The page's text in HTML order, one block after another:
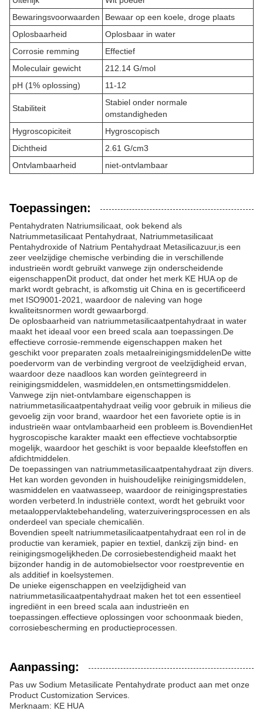
Bewaringsvoorwaarden
Bewaar op een koele, droge plaats
Oplosbaarheid
Oplosbaar in water
Corrosie remming
Effectief
Moleculair gewicht
212.14 G/mol
pH (1% oplossing)
11-12
Stabiliteit
Stabiel onder normale
omstandigheden
Hygroscopiciteit
Hygroscopisch
Dichtheid
2.61 G/cm3
Ontvlambaarheid
niet-ontvlambaar
Toepassingen:
Pentahydraten Natriumsilicaat, ook bekend als
Natriummetasilicaat Pentahydraat, Natriummetasilicaat
Pentahydroxide of Natrium Pentahydraat Metasilicazuur,is een
zeer veelzijdige chemische verbinding die in verschillende
industrieën wordt gebruikt vanwege zijn onderscheidende
eigenschappenDit product, dat onder het merk KE HUA op de
markt wordt gebracht, is afkomstig uit China en is gecertificeerd
met ISO9001-2021, waardoor de naleving van hoge
kwaliteitsnormen wordt gewaarborgd.
De oplosbaarheid van natriummetasilicaatpentahydraat in water
maakt het ideaal voor een breed scala aan toepassingen.De
effectieve corrosie-remmende eigenschappen maken het
geschikt voor preparaten zoals metaalreinigingsmiddelenDe witte
poedervorm van de verbinding vergroot de veelzijdigheid ervan,
waardoor deze naadloos kan worden geïntegreerd in
reinigingsmiddelen, wasmiddelen,en ontsmettingsmiddelen.
Vanwege zijn niet-ontvlambare eigenschappen is
natriummetasilicaatpentahydraat veilig voor gebruik in milieus die
gevoelig zijn voor brand, waardoor het een favoriete optie is in
industrieën waar ontvlambaarheid een probleem is.BovendienHet
hygroscopische karakter maakt een effectieve vochtabsorptie
mogelijk, waardoor het geschikt is voor bepaalde kleefstoffen en
afdichtmiddelen.
De toepassingen van natriummetasilicaatpentahydraat zijn divers.
Het kan worden gevonden in huishoudelijke reinigingsmiddelen,
wasmiddelen en vaatwasseep, waardoor de reinigingsprestaties
worden verbeterd.In industriële context, wordt het gebruikt voor
metaaloppervlaktebehandeling, waterzuiveringsprocessen en als
onderdeel van speciale chemicaliën.
Bovendien speelt natriummetasilicaatpentahydraat een rol in de
productie van keramiek, papier en textiel, dankzij zijn bind- en
reinigingsmogelijkheden.De corrosiebestendigheid maakt het
bijzonder handig in de automobielsector voor roestpreventie en
als additief in koelsystemen.
De unieke eigenschappen en veelzijdigheid van
natriummetasilicaatpentahydraat maken het tot een essentieel
ingrediënt in een breed scala aan industrieën en
toepassingen.effectieve oplossingen voor schoonmaak bieden,
corrosiebescherming en productieprocessen.
Aanpassing:
Pas uw Sodium Metasilicate Pentahydrate product aan met onze
Product Customization Services.
Merknaam: KE HUA